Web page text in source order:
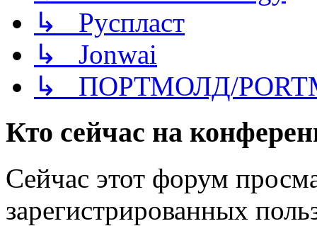
↳ Руспласт
↳ Jonwai
↳ ПОРТМОЛД/
Кто сейчас на
Сейчас этот форум
зарегистрированных